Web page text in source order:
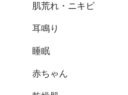
肌荒れ・ニキビ
耳鳴り
睡眠
赤ちゃん